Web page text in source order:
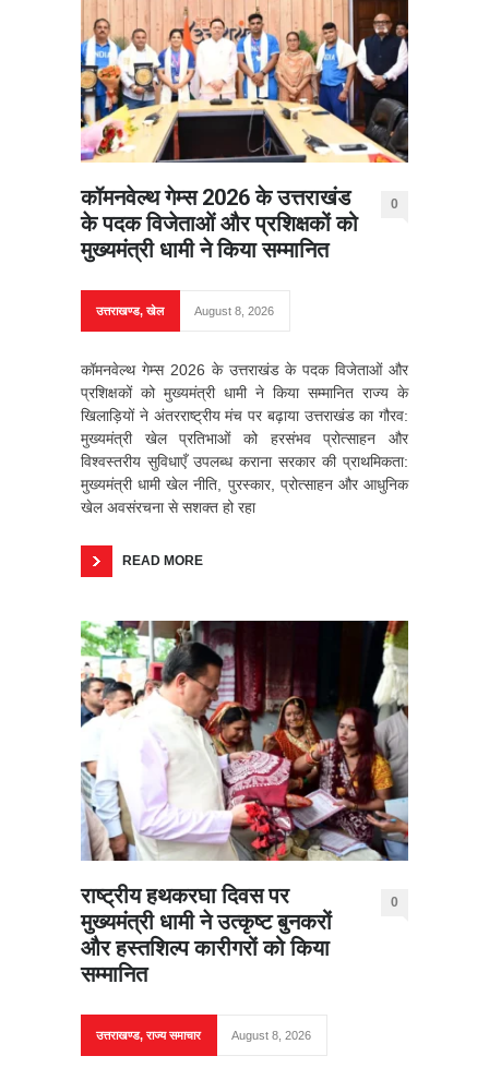
कॉमनवेल्थ गेम्स 2026 के उत्तराखंड
के पदक विजेताओं और प्रशिक्षकों को
मुख्यमंत्री धामी ने किया सम्मानित
0
उत्तराखण्ड,खेल August 8, 2026
कॉमनवेल्थ गेम्स 2026 के उत्तराखंड के पदक विजेताओं और
प्रशिक्षकों को मुख्यमंत्री धामी ने किया सम्मानित राज्य के
खिलाड़ियों ने अंतरराष्ट्रीय मंच पर बढ़ाया उत्तराखंड का गौरव:
मुख्यमंत्री खेल प्रतिभाओं को हरसंभव प्रोत्साहन और
विश्वस्तरीय सुविधाएँ उपलब्ध कराना सरकार की प्राथमिकता:
मुख्यमंत्री धामी खेल नीति, पुरस्कार, प्रोत्साहन और आधुनिक
खेल अवसंरचना से सशक्त हो रहा
READ MORE
राष्ट्रीय हथकरघा दिवस पर
मुख्यमंत्री धामी ने उत्कृष्ट बुनकरों
और हस्तशिल्प कारीगरों को किया
सम्मानित
0
उत्तराखण्ड,राज्य समाचार August 8, 2026